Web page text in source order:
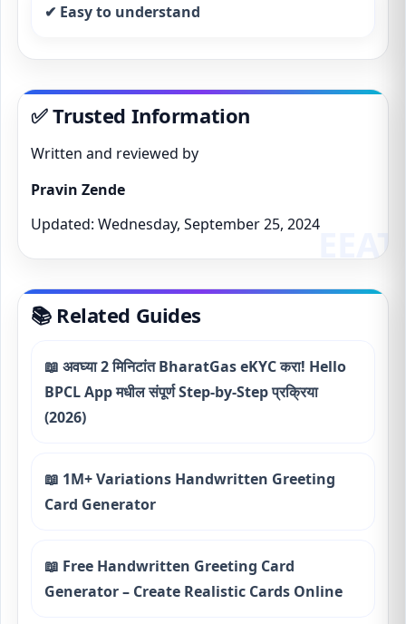
✔ Easy to understand
✅ Trusted Information
Written and reviewed by
Pravin Zende
Updated: Wednesday, September 25, 2024
📚 Related Guides
📖 अवघ्या 2 मिनिटांत BharatGas eKYC करा! Hello
BPCL App मधील संपूर्ण Step-by-Step प्रक्रिया
(2026)
📖 1M+ Variations Handwritten Greeting
Card Generator
📖 Free Handwritten Greeting Card
Generator – Create Realistic Cards Online